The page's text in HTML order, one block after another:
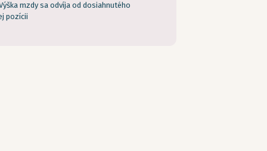
mzdy sa odvíja od dosiahnutého
pozícii